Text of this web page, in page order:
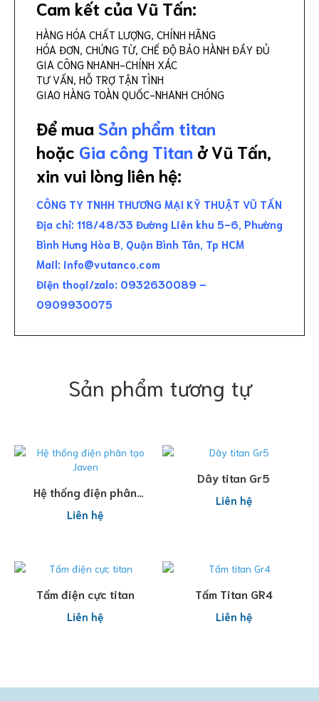
Cam kết của Vũ Tấn:
HÀNG HÓA CHẤT LƯỢNG, CHÍNH HÃNG
HÓA ĐƠN, CHỨNG TỪ, CHẾ ĐỘ BẢO HÀNH ĐẦY ĐỦ
GIA CÔNG NHANH-CHÍNH XÁC
TƯ VẤN, HỖ TRỢ TẬN TÌNH
GIAO HÀNG TOÀN QUỐC-NHANH CHÓNG
Để mua Sản phẩm titan
hoặc Gia công Titan ở Vũ Tấn,
xin vui lòng liên hệ:
CÔNG TY TNHH THƯƠNG MẠI KỸ THUẬT VŨ TẤN
Địa chỉ: 118/48/33 Đường Liên khu 5-6, Phường
Bình Hưng Hòa B, Quận Bình Tân, Tp HCM
Mail: info@vutanco.com
Điện thoại/zalo: 0932630089 –
0909930075
Sản phẩm tương tự
Đọc tiếp
Hệ thống điện phân
tạo Javen
Liên hệ
Đọc tiếp
Dây titan Gr5
Liên hệ
Đọc tiếp
Tấm điện cực titan
Liên hệ
Đọc tiếp
Tấm Titan GR4
Liên hệ